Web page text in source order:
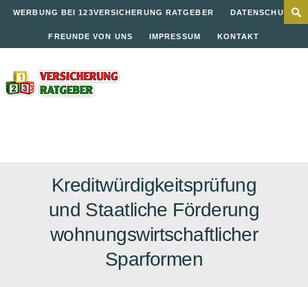
WERBUNG BEI 123VERSICHERUNG RATGEBER DATENSCHUTZ
FREUNDE VON UNS IMPRESSUM KONTAKT
Kreditwürdigkeitsprüfung
und Staatliche Förderung
wohnungswirtschaftlicher
Sparformen